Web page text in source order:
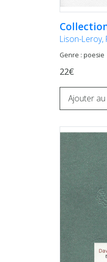
Lison-Leroy,
Genre : poesie
22€
Ajouter